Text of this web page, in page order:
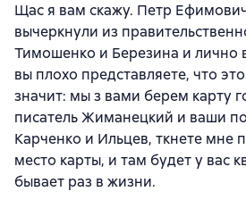
Щас я вам скажу. Петр
вычеркнули из
Тимошенко и Березина и лично
вы плохо представляете, что
значит: мы з вами берем карту
писатель Жиманецкий и ваши
Карченко и Ильцев, ткнете мне
место карты, и там будет у вас
бывает раз в жизни.